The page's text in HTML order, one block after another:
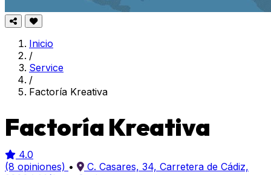
Inicio
/
Service
/
Factoría Kreativa
Factoría Kreativa
4.0
(8 opiniones) •
C. Casares, 34, Carretera de Cádiz,